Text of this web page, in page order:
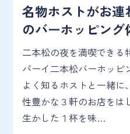
名物ホストがお
のバーホッピング
二本松の夜を満喫できる
パーイ二本松バーホッピ
よく知るホストと一緒
性豊かな３軒のお店をは
生かした１杯を味…